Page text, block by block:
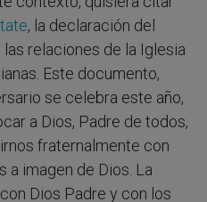
, la declaración del
relaciones de la Iglesia
Este documento,
se celebra este año,
a Dios, Padre de todos,
fraternalmente con
a imagen de Dios. La
Dios Padre y con los